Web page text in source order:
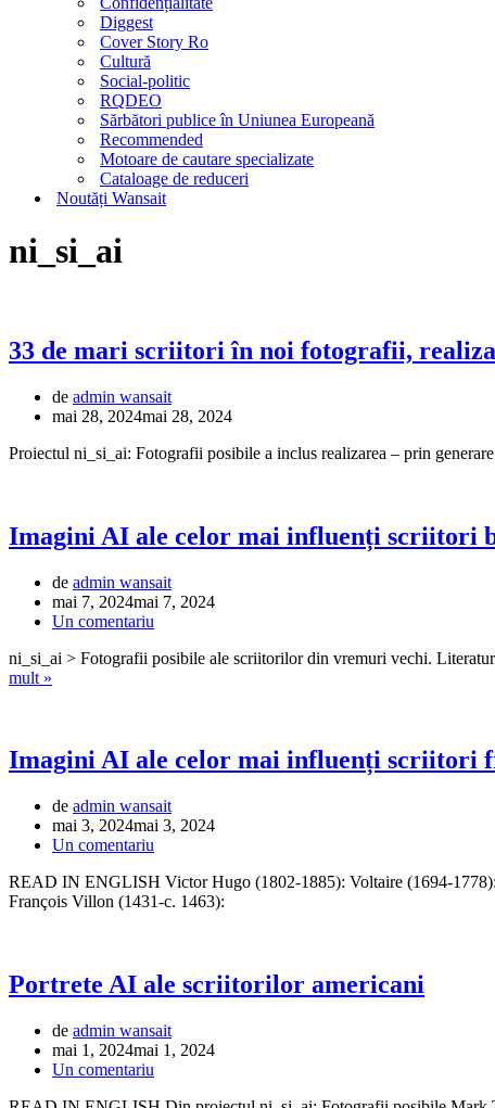
Diggest
Cover Story Ro
Cultură
Social-politic
RQDEO
Sărbători publice în Uniunea Europeană
Recommended
Motoare de cautare specializate
Cataloage de reduceri
Noutăți Wansait
ni_si_ai
33 de mari scriitori în noi fotografii,
de admin wansait
mai 28, 2024mai 28, 2024
Proiectul ni_si_ai: Fotografii posibile a inclus realizarea – prin
Imagini AI ale celor mai influenți scriitori
de admin wansait
mai 7, 2024mai 7, 2024
Un comentariu
ni_si_ai > Fotografii posibile ale scriitorilor din vremuri vechi.
mult »
mai
influenți
britanici
Imagini AI ale celor mai influenți scriitori
de admin wansait
mai 3, 2024mai 3, 2024
Un comentariu
READ IN ENGLISH Victor Hugo (1802-1885): Voltaire (1694-
François Villon (1431-c. 1463):
Portrete AI ale scriitorilor americani
de admin wansait
mai 1, 2024mai 1, 2024
Un comentariu